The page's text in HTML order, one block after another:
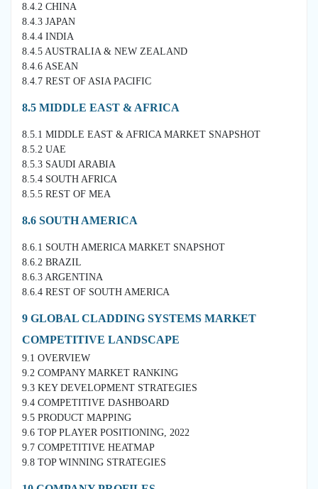
8.4.2 CHINA
8.4.3 JAPAN
8.4.4 INDIA
8.4.5 AUSTRALIA & NEW ZEALAND
8.4.6 ASEAN
8.4.7 REST OF ASIA PACIFIC
8.5 MIDDLE EAST & AFRICA
8.5.1 MIDDLE EAST & AFRICA MARKET SNAPSHOT
8.5.2 UAE
8.5.3 SAUDI ARABIA
8.5.4 SOUTH AFRICA
8.5.5 REST OF MEA
8.6 SOUTH AMERICA
8.6.1 SOUTH AMERICA MARKET SNAPSHOT
8.6.2 BRAZIL
8.6.3 ARGENTINA
8.6.4 REST OF SOUTH AMERICA
9 GLOBAL CLADDING SYSTEMS MARKET
COMPETITIVE LANDSCAPE
9.1 OVERVIEW
9.2 COMPANY MARKET RANKING
9.3 KEY DEVELOPMENT STRATEGIES
9.4 COMPETITIVE DASHBOARD
9.5 PRODUCT MAPPING
9.6 TOP PLAYER POSITIONING, 2022
9.7 COMPETITIVE HEATMAP
9.8 TOP WINNING STRATEGIES